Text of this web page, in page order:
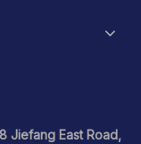
Jiefang East Road,